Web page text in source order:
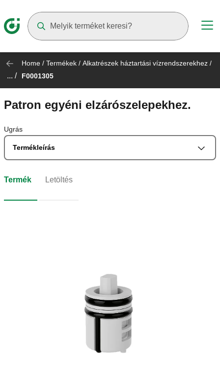
Home / Termékek / Alkatrészek háztartási vízrendszerekhez /
... / F0001305
Patron egyéni elzárószelepekhez.
Ugrás
Termékleírás
Termék Letöltés